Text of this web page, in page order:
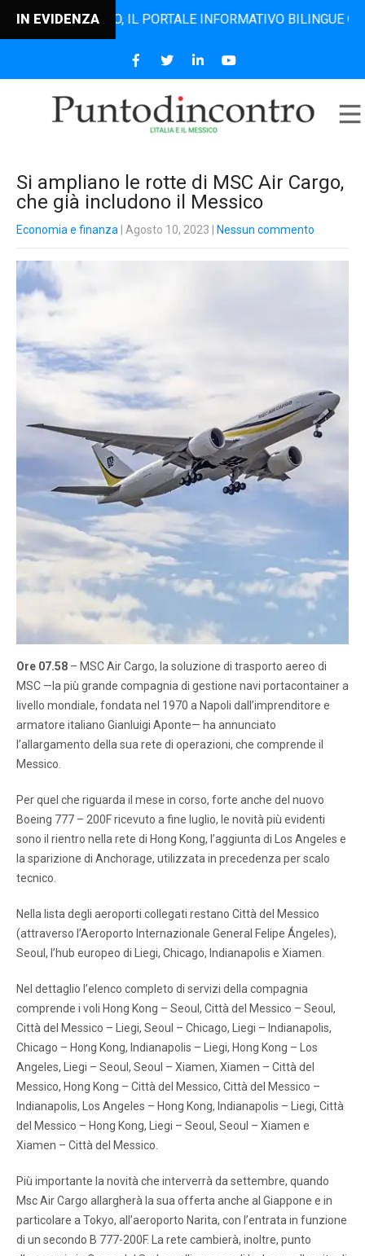
IN EVIDENZAIL PORTALE INFORMATIVO BILINGUE CHE
Si ampliano le rotte di MSC Air Cargo,
che già includono il Messico
Economia e finanza | Agosto 10, 2023 Nessun commento
Ore 07.58 – MSC Air Cargo, la soluzione di trasporto aereo di
MSC —la più grande compagnia di gestione navi portacontainer a
livello mondiale, fondata nel 1970 a Napoli dall’imprenditore e
armatore italiano Gianluigi Aponte— ha annunciato
l’allargamento della sua rete di operazioni, che comprende il
Messico.
Per quel che riguarda il mese in corso, forte anche del nuovo
Boeing 777 – 200F ricevuto a fine luglio, le novità più evidenti
sono il rientro nella rete di Hong Kong, l’aggiunta di Los Angeles e
la sparizione di Anchorage, utilizzata in precedenza per scalo
tecnico.
Nella lista degli aeroporti collegati restano Città del Messico
(attraverso l’Aeroporto Internazionale General Felipe Ángeles),
Seoul, l’hub europeo di Liegi, Chicago, Indianapolis e Xiamen.
Nel dettaglio l’elenco completo di servizi della compagnia
comprende i voli Hong Kong – Seoul, Città del Messico – Seoul,
Città del Messico – Liegi, Seoul – Chicago, Liegi – Indianapolis,
Chicago – Hong Kong, Indianapolis – Liegi, Hong Kong – Los
Angeles, Liegi – Seoul, Seoul – Xiamen, Xiamen – Città del
Messico, Hong Kong – Città del Messico, Città del Messico –
Indianapolis, Los Angeles – Hong Kong, Indianapolis – Liegi, Città
del Messico – Hong Kong, Liegi – Seoul, Seoul – Xiamen e
Xiamen – Città del Messico.
Più importante la novità che interverrà da settembre, quando
Msc Air Cargo allargherà la sua offerta anche al Giappone e in
particolare a Tokyo, all’aeroporto Narita, con l’entrata in funzione
di un secondo B 777-200F. La rete cambierà, inoltre, punto